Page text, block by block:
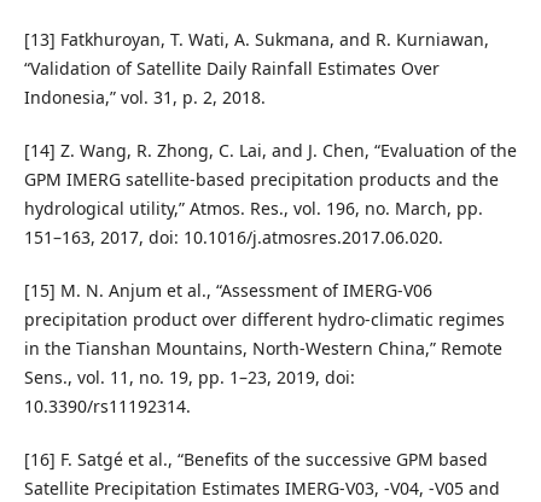
[13] Fatkhuroyan, T. Wati, A. Sukmana, and R. Kurniawan,
“Validation of Satellite Daily Rainfall Estimates Over
Indonesia,” vol. 31, p. 2, 2018.
[14] Z. Wang, R. Zhong, C. Lai, and J. Chen, “Evaluation of the
GPM IMERG satellite-based precipitation products and the
hydrological utility,” Atmos. Res., vol. 196, no. March, pp.
151–163, 2017, doi: 10.1016/j.atmosres.2017.06.020.
[15] M. N. Anjum et al., “Assessment of IMERG-V06
precipitation product over different hydro-climatic regimes
in the Tianshan Mountains, North-Western China,” Remote
Sens., vol. 11, no. 19, pp. 1–23, 2019, doi:
10.3390/rs11192314.
[16] F. Satgé et al., “Benefits of the successive GPM based
Satellite Precipitation Estimates IMERG-V03, -V04, -V05 and